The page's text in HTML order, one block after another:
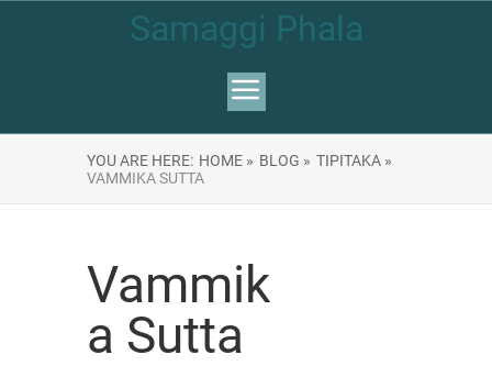
Samaggi Phala
YOU ARE HERE: HOME » BLOG » TIPITAKA »
VAMMIKA SUTTA
Vammik
a Sutta